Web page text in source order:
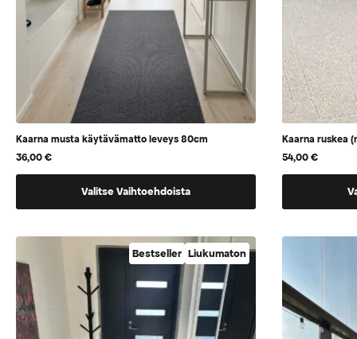
Kaarna musta käytävämatto leveys 80cm
36,00€
Valitse Vaihtoehdoista
tuotteella
vaihtoehtoja,
jotka
voidaan
valita
tuotteen
Kaarna ruskea
54,00€
tuotteella
voidaan
valita
tuotteen
Bestseller Liukumaton